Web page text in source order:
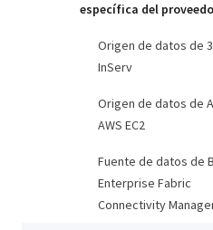
específica del
Origen de datos de
InServ
Origen de datos de
AWS EC2
Fuente de datos de
Enterprise Fabric
Connectivity